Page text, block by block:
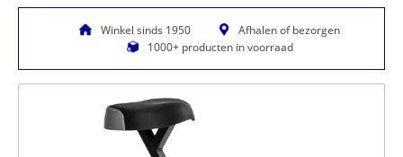
Winkel sinds 1950
Afhalen of bezorgen
1000+ producten in voorraad